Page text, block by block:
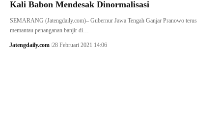
Kali Babon Mendesak Dinormalisasi
SEMARANG (Jatengdaily.com)– Gubernur Jawa Tengah Ganjar Pranowo terus
memantau penanganan banjir di…
Jatengdaily.com 28 Februari 2021 14:06